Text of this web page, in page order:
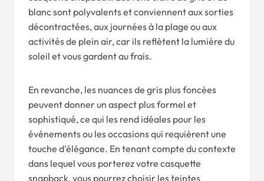
blanc sont polyvalents et conviennent aux sorties
décontractées, aux journées à la plage ou aux
activités de plein air, car ils reflètent la lumière du
soleil et vous gardent au frais.
En revanche, les nuances de gris plus foncées
peuvent donner un aspect plus formel et
sophistiqué, ce qui les rend idéales pour les
événements ou les occasions qui requièrent une
touche d'élégance. En tenant compte du contexte
dans lequel vous porterez votre casquette
snapback, vous pourrez choisir les teintes